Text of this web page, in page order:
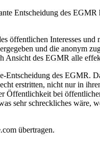
Entscheidung des
öffentlichen Interesses
und die anonym
Ansicht des EGMR alle
des EGMR.
erstritten, nicht nur in
Öffentlichkeit bei
sehr schreckliches wäre,
übertragen.